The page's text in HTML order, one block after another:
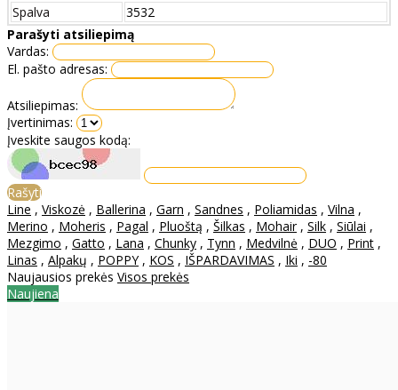
Spalva
3532
Parašyti atsiliepimą
Vardas:
El. pašto adresas:
Atsiliepimas:
Įvertinimas:
Įveskite saugos kodą:
Rašyti
Line , Viskozė , Ballerina , Garn , Sandnes , Poliamidas , Vilna ,
Merino , Moheris , Pagal , Pluoštą , Šilkas , Mohair, Silk , Siūlai ,
Mezgimo , Gatto , Lana , Chunky , Tynn , Medvilnė , DUO , Print ,
Linas , Alpakų , POPPY, KOS , IŠPARDAVIMAS , Iki , -80
Naujausios prekės Visos prekės
Naujiena